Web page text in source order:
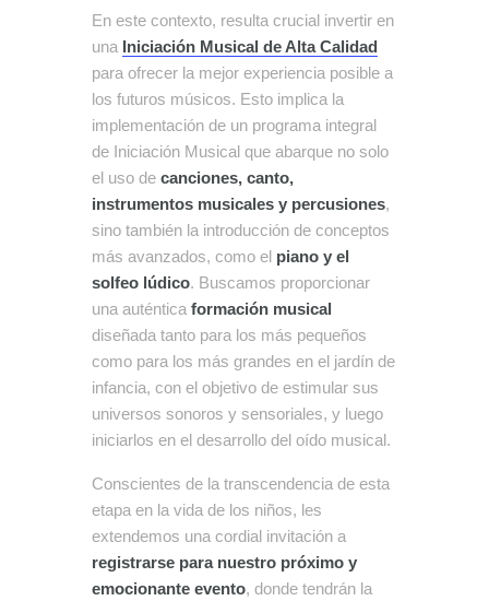
En este contexto, resulta crucial invertir en
una Iniciación Musical de Alta Calidad
para ofrecer la mejor experiencia posible a
los futuros músicos. Esto implica la
implementación de un programa integral
de Iniciación Musical que abarque no solo
el uso de canciones, canto,
instrumentos musicales y percusiones,
sino también la introducción de conceptos
más avanzados, como el piano y el
solfeo lúdico. Buscamos proporcionar
una auténtica formación musical
diseñada tanto para los más pequeños
como para los más grandes en el jardín de
infancia, con el objetivo de estimular sus
universos sonoros y sensoriales, y luego
iniciarlos en el desarrollo del oído musical.
Conscientes de la transcendencia de esta
etapa en la vida de los niños, les
extendemos una cordial invitación a
registrarse para nuestro próximo y
emocionante evento, donde tendrán la